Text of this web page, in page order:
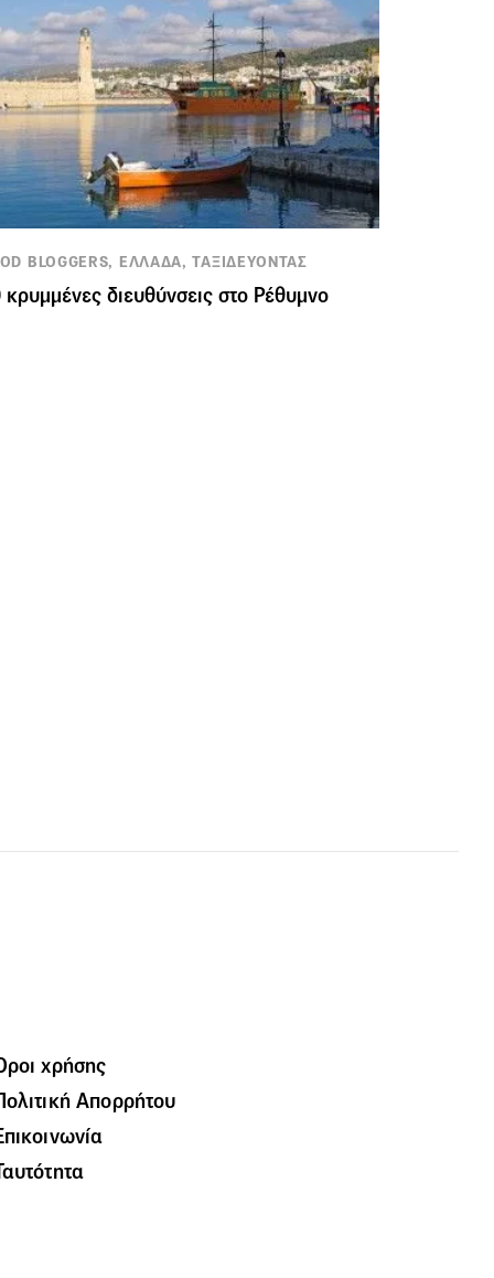
BLOGGERS, ΕΛΛΑΔΑ, ΤΑΞΙΔΕΥΟΝΤΑΣ
κρυμμένες διευθύνσεις στο Ρέθυμνο
χρήσης
Απορρήτου